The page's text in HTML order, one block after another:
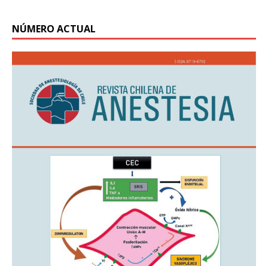
NÚMERO ACTUAL